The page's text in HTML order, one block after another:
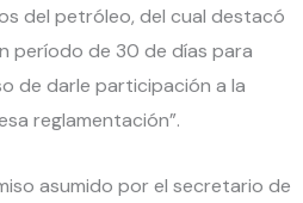
del petróleo, del cual destacó
período de 30 de días para
de darle participación a la
reglamentación”.
asumido por el secretario de